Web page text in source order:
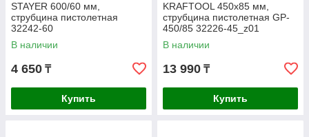
STAYER 600/60 мм,
струбцина пистолетная
32242-60
В наличии
4 650 ₸
Купить
KRAFTOOL 450х85 мм,
струбцина пистолетная GP-
450/85 32226-45_z01
В наличии
13 990 ₸
Купить